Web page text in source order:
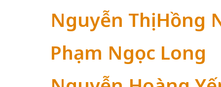
Nguyễn Thị Hồng
Phạm Ngọc Long